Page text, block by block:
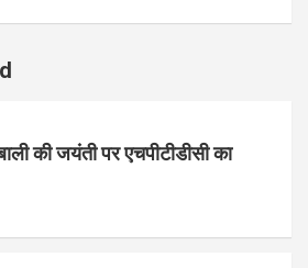
की जयंती पर एचपीटीडीसी का